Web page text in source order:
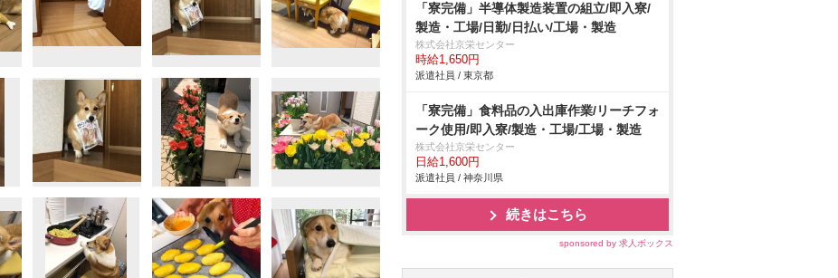
「寮完備」半導体製造装置の組立/即入寮/
製造・工場/日勤/日払い/工場・製造
株式会社京栄センター
時給1,650円
派遣社員 / 東京都
「寮完備」食料品の入出庫作業/リーチフォ
ーク使用/即入寮/製造・工場/工場・製造
株式会社京栄センター
日給1,600円
派遣社員 / 神奈川県
続きはこちら
sponsored by 求人ボックス